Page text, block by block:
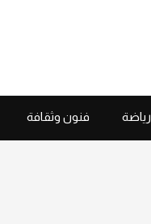
رياضة فنون وثقافة